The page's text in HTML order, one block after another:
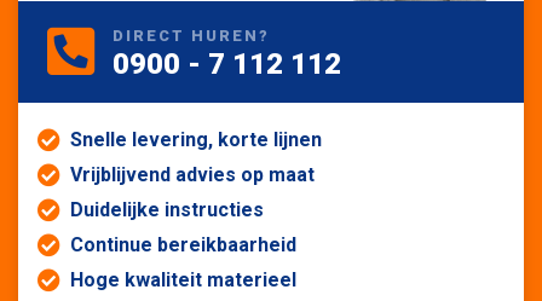
DIRECT HUREN?
0900 - 7 112 112
Snelle levering, korte lijnen
Vrijblijvend advies op maat
Duidelijke instructies
Continue bereikbaarheid
Hoge kwaliteit materieel